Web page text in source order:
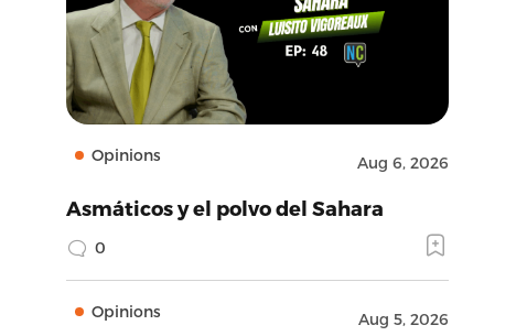
Opinions Aug 6, 2026
Asmáticos y el polvo del Sahara
0
Opinions Aug 5, 2026